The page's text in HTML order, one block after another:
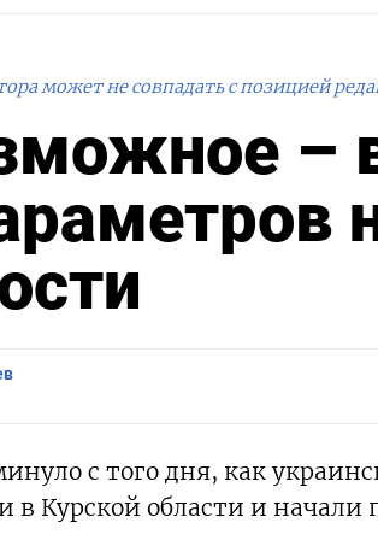
может не совпадать с позицией
–
с того дня, как
в Курской области и начали